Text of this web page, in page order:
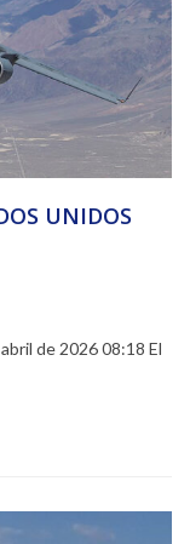
UNIDOS
de 2026 08:18 El